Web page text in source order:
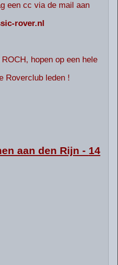
een cc via de mail aan
rover.nl
hopen op een hele
Roverclub leden !
aan den Rijn - 14